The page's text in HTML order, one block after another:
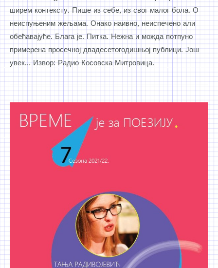
ширем контексту. Пише из себе, из свог малог бола. О
неиспуњеним жељама. Онако наивно, неиспечено али
обећавајуће. Блага је. Питка. Нежна и можда потпуно
примерена просечној двадесетогодишњој публици. Још
увек… Извор: Радио Косовска Митровица.